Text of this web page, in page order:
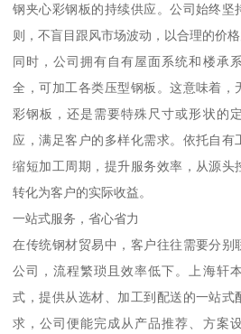
钢夹心彩钢板的持续供应。公司始终坚
则，不盲目跟风市场波动，以合理的价
同时，公司拥有自有屋面系统和楼承
全，可加工各类压型钢板。这意味着，
彩钢板，还是需要特殊尺寸或形状的
应，满足客户的多样化需求。依托自有
缩短加工周期，提升服务效率，从源头
转化为客户的实际收益。
一站式服务，省心省力
在传统钢材贸易中，客户往往需要分别
公司，流程繁琐且效率低下。上海轩
式，提供从选材、加工到配送的一站式
求，公司便能完成从产品推荐、方案